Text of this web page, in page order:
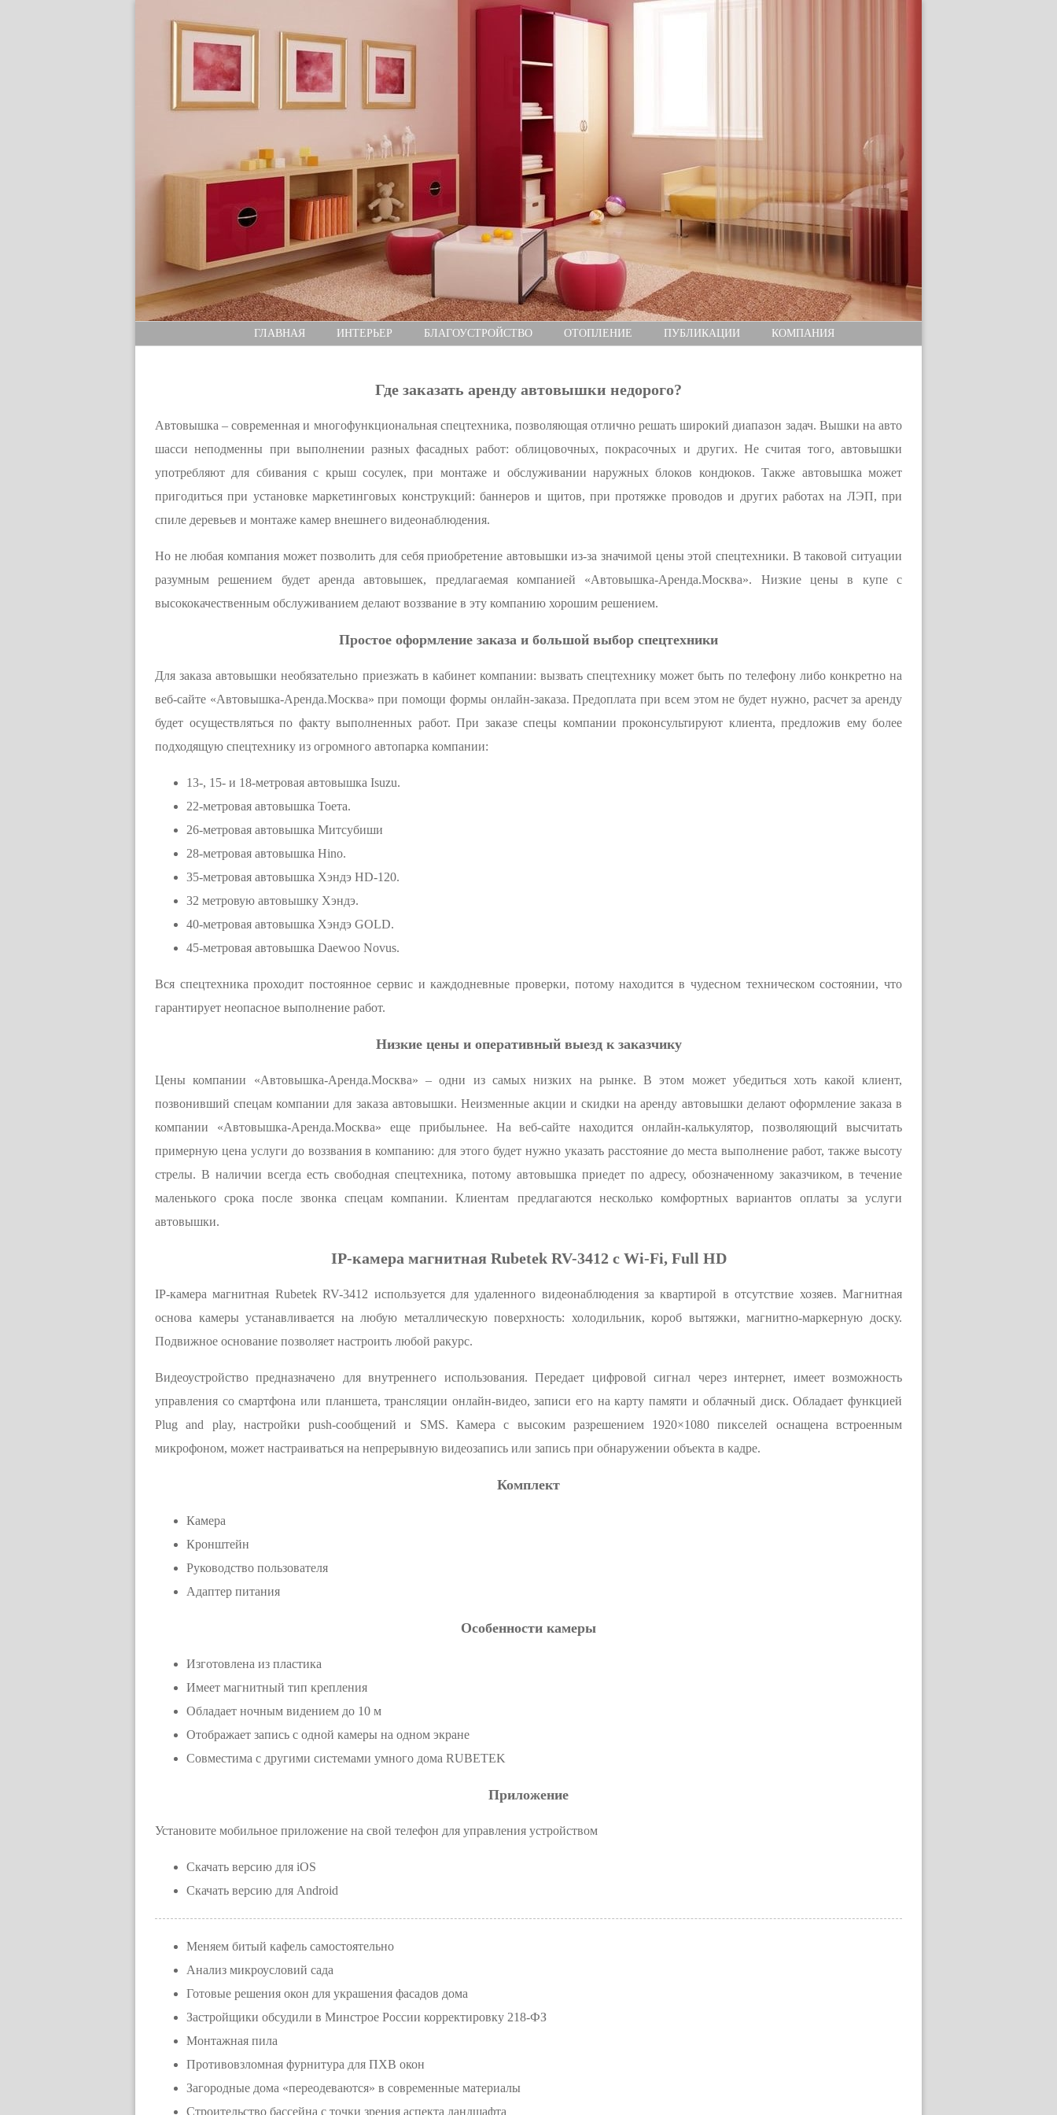
ГЛАВНАЯ ИНТЕРЬЕР БЛАГОУСТРОЙСТВО ОТОПЛЕНИЕ ПУБЛИКАЦИИ КОМПАНИЯ
Где заказать аренду автовышки недорого?
Автовышка – современная и многофункциональная спецтехника, позволяющая отлично решать широкий диапазон задач. Вышки на авто
шасси неподменны при выполнении разных фасадных работ: облицовочных, покрасочных и других. Не считая того, автовышки
употребляют для сбивания с крыш сосулек, при монтаже и обслуживании наружных блоков кондюков. Также автовышка может
пригодиться при установке маркетинговых конструкций: баннеров и щитов, при протяжке проводов и других работах на ЛЭП, при
спиле деревьев и монтаже камер внешнего видеонаблюдения.
Но не любая компания может позволить для себя приобретение автовышки из-за значимой цены этой спецтехники. В таковой ситуации
разумным решением будет аренда автовышек, предлагаемая компанией «Автовышка-Аренда.Москва». Низкие цены в купе с
высококачественным обслуживанием делают воззвание в эту компанию хорошим решением.
Простое оформление заказа и большой выбор спецтехники
Для заказа автовышки необязательно приезжать в кабинет компании: вызвать спецтехнику может быть по телефону либо конкретно на
веб-сайте «Автовышка-Аренда.Москва» при помощи формы онлайн-заказа. Предоплата при всем этом не будет нужно, расчет за аренду
будет осуществляться по факту выполненных работ. При заказе спецы компании проконсультируют клиента, предложив ему более
подходящую спецтехнику из огромного автопарка компании:
13-, 15- и 18-метровая автовышка Isuzu.
22-метровая автовышка Тоета.
26-метровая автовышка Митсубиши
28-метровая автовышка Hino.
35-метровая автовышка Хэндэ HD-120.
32 метровую автовышку Хэндэ.
40-метровая автовышка Хэндэ GOLD.
45-метровая автовышка Daewoo Novus.
Вся спецтехника проходит постоянное сервис и каждодневные проверки, потому находится в чудесном техническом состоянии, что
гарантирует неопасное выполнение работ.
Низкие цены и оперативный выезд к заказчику
Цены компании «Автовышка-Аренда.Москва» – одни из самых низких на рынке. В этом может убедиться хоть какой клиент,
позвонивший спецам компании для заказа автовышки. Неизменные акции и скидки на аренду автовышки делают оформление заказа в
компании «Автовышка-Аренда.Москва» еще прибыльнее. На веб-сайте находится онлайн-калькулятор, позволяющий высчитать
примерную цена услуги до воззвания в компанию: для этого будет нужно указать расстояние до места выполнение работ, также высоту
стрелы. В наличии всегда есть свободная спецтехника, потому автовышка приедет по адресу, обозначенному заказчиком, в течение
маленького срока после звонка спецам компании. Клиентам предлагаются несколько комфортных вариантов оплаты за услуги
автовышки.
IP-камера магнитная Rubetek RV-3412 с Wi-Fi, Full HD
IP-камера магнитная Rubetek RV-3412 используется для удаленного видеонаблюдения за квартирой в отсутствие хозяев. Магнитная
основа камеры устанавливается на любую металлическую поверхность: холодильник, короб вытяжки, магнитно-маркерную доску.
Подвижное основание позволяет настроить любой ракурс.
Видеоустройство предназначено для внутреннего использования. Передает цифровой сигнал через интернет, имеет возможность
управления со смартфона или планшета, трансляции онлайн-видео, записи его на карту памяти и облачный диск. Обладает функцией
Plug and play, настройки push-сообщений и SMS. Камера с высоким разрешением 1920×1080 пикселей оснащена встроенным
микрофоном, может настраиваться на непрерывную видеозапись или запись при обнаружении объекта в кадре.
Комплект
Камера
Кронштейн
Руководство пользователя
Адаптер питания
Особенности камеры
Изготовлена из пластика
Имеет магнитный тип крепления
Обладает ночным видением до 10 м
Отображает запись с одной камеры на одном экране
Совместима с другими системами умного дома RUBETEK
Приложение
Установите мобильное приложение на свой телефон для управления устройством
Скачать версию для iOS
Скачать версию для Android
Меняем битый кафель самостоятельно
Анализ микроусловий сада
Готовые решения окон для украшения фасадов дома
Застройщики обсудили в Минстрое России корректировку 218-ФЗ
Монтажная пила
Противовзломная фурнитура для ПХВ окон
Загородные дома «переодеваются» в современные материалы
Строительство бассейна с точки зрения аспекта ландшафта